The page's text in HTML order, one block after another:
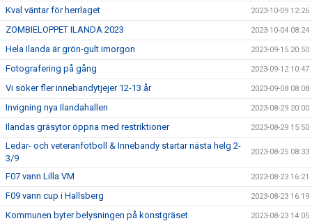
Kval väntar för herrlaget 2023-10-09 12:26
ZOMBIELOPPET ILANDA 2023 2023-10-04 08:24
Hela Ilanda är grön-gult imorgon 2023-09-15 20:50
Fotografering på gång 2023-09-12 10:47
Vi söker fler innebandytjejer 12-13 år 2023-09-08 08:08
Invigning nya Ilandahallen 2023-08-29 20:00
Ilandas gräsytor öppna med restriktioner 2023-08-29 15:50
Ledar- och veteranfotboll & Innebandy startar nästa helg 2-
3/9
2023-08-25 08:33
F07 vann Lilla VM 2023-08-23 16:21
F09 vann cup i Hallsberg 2023-08-23 16:19
Kommunen byter belysningen på konstgräset 2023-08-23 14:05